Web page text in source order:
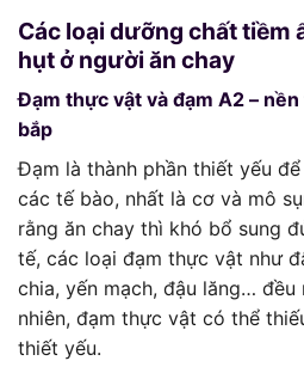
Các loại dưỡng chất tiềm
hụt ở người ăn chay
Đạm thực vật và đạm A2 –
bắp
Đạm là thành phần thiết yếu
các tế bào, nhất là cơ và mô
rằng ăn chay thì khó bổ sung
tế, các loại đạm thực vật như
chia, yến mạch, đậu lăng…
nhiên, đạm thực vật có thể
thiết yếu.